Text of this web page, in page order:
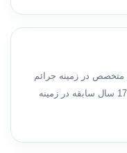
متخصص در زمینه جرائم
رایانه ای و دعاوی بانکی و ملکی با بیش از 17 سال سابقه در زمینه